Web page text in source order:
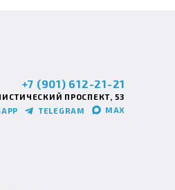
+7 (901) 612-21-21
ПРОСПЕКТ, 53
TELEGRAM MAX